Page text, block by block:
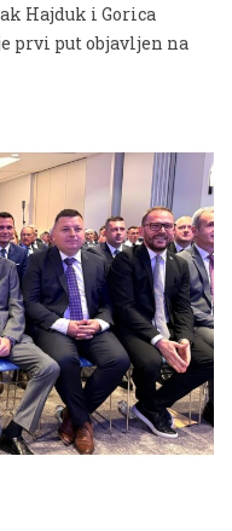
Hajduk i Gorica
prvi put objavljen na